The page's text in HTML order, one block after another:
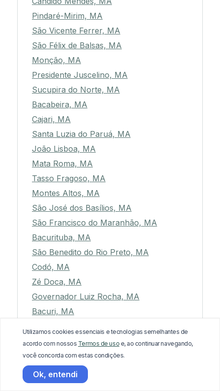
Pindaré-Mirim, MA
São Vicente Ferrer, MA
São Félix de Balsas, MA
Monção, MA
Presidente Juscelino, MA
Sucupira do Norte, MA
Bacabeira, MA
Cajari, MA
Santa Luzia do Paruá, MA
João Lisboa, MA
Mata Roma, MA
Tasso Fragoso, MA
Montes Altos, MA
São José dos Basílios, MA
São Francisco do Maranhão, MA
Bacurituba, MA
São Benedito do Rio Preto, MA
Codó, MA
Zé Doca, MA
Governador Luiz Rocha, MA
Bacuri, MA
Olho d'Água das Cunhãs, MA
Pedreiras, MA
Loreto, MA
Gonçalves Dias, MA
Utilizamos cookies essenciais e tecnologias semelhantes de
acordo com nossos Termos de uso e, ao continuar navegando,
você concorda com estas condições.
Ok, entendi